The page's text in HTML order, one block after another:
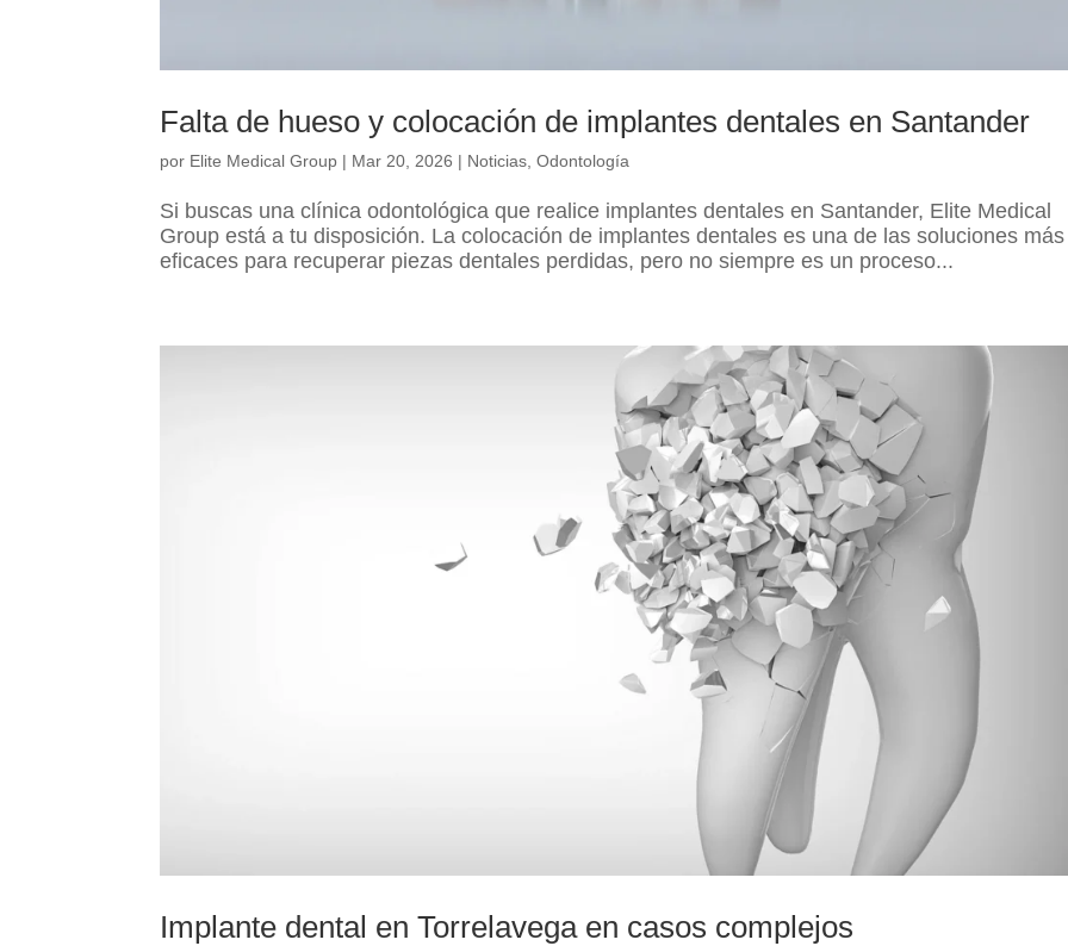
Falta de hueso y colocación de implantes dentales en Santander
por Elite Medical Group | Mar 20, 2026 | Noticias ,Odontología
Si buscas una clínica odontológica que realice implantes dentales en Santander, Elite Medical
Group está a tu disposición. La colocación de implantes dentales es una de las soluciones más
eficaces para recuperar piezas dentales perdidas, pero no siempre es un proceso...
Implante dental en Torrelavega en casos complejos